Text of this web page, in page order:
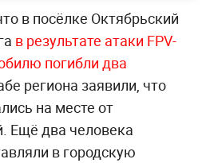
в посёлке Октябрьский
в результате атаки FPV-
погибли два
региона заявили, что
на месте от
Ещё два человека
в городскую